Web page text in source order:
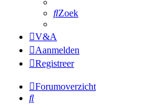
Zoek
V&A
Aanmelden
Registreer
Forumoverzicht
Zoek